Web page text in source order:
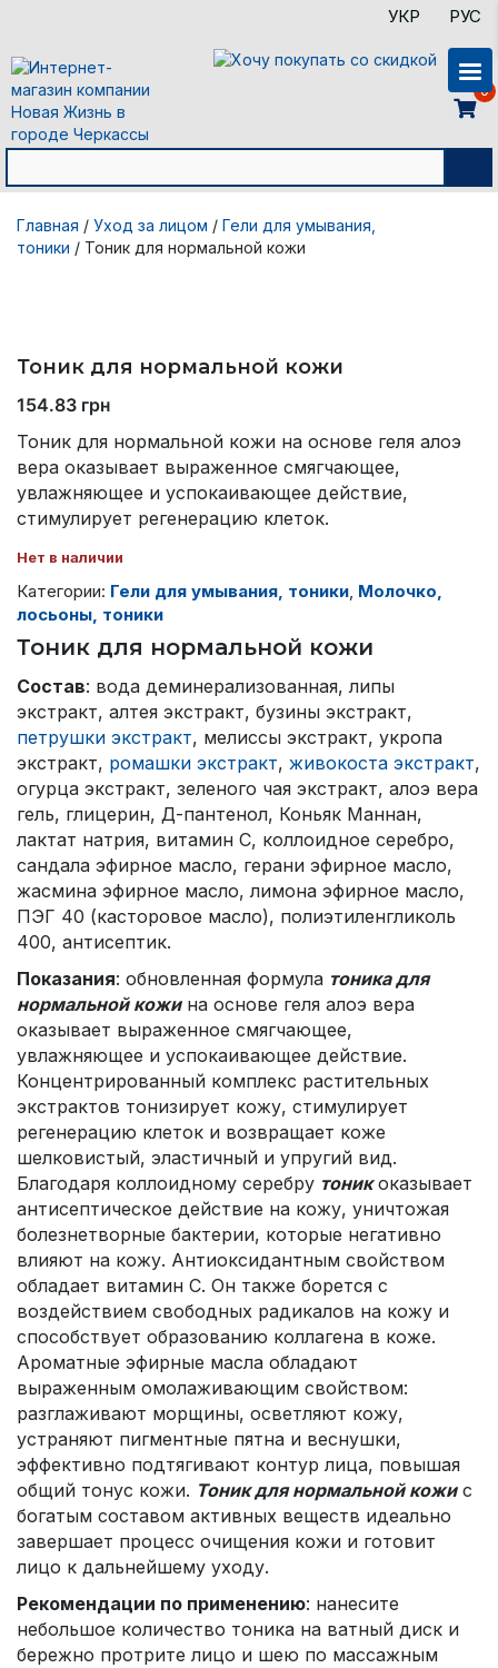
УКР РУС
0
Главная / Уход за лицом / Гели для умывания,
тоники / Тоник для нормальной кожи
Тоник для нормальной кожи
154.83 грн
Тоник для нормальной кожи на основе геля алоэ
вера оказывает выраженное смягчающее,
увлажняющее и успокаивающее действие,
стимулирует регенерацию клеток.
Нет в наличии
Категории: Гели для умывания, тоники, Молочко,
лосьоны, тоники
Тоник для нормальной кожи
Состав: вода деминерализованная, липы
экстракт, алтея экстракт, бузины экстракт,
петрушки экстракт, мелиссы экстракт, укропа
экстракт, ромашки экстракт, живокоста экстракт,
огурца экстракт, зеленого чая экстракт, алоэ вера
гель, глицерин, Д-пантенол, Коньяк Маннан,
лактат натрия, витамин С, коллоидное серебро,
сандала эфирное масло, герани эфирное масло,
жасмина эфирное масло, лимона эфирное масло,
ПЭГ 40 (касторовое масло), полиэтиленгликоль
400, антисептик.
Показания: обновленная формула тоника для
нормальной кожина основе геля алоэ вера
оказывает выраженное смягчающее,
увлажняющее и успокаивающее действие.
Концентрированный комплекс растительных
экстрактов тонизирует кожу, стимулирует
регенерацию клеток и возвращает коже
шелковистый, эластичный и упругий вид.
Благодаря коллоидному серебру тоникоказывает
антисептическое действие на кожу, уничтожая
болезнетворные бактерии, которые негативно
влияют на кожу. Антиоксидантным свойством
обладает витамин С. Он также борется с
воздействием свободных радикалов на кожу и
способствует образованию коллагена в коже.
Ароматные эфирные масла обладают
выраженным омолаживающим свойством:
разглаживают морщины, осветляют кожу,
устраняют пигментные пятна и веснушки,
эффективно подтягивают контур лица, повышая
общий тонус кожи. Тоник для нормальной кожис
богатым составом активных веществ идеально
завершает процесс очищения кожи и готовит
лицо к дальнейшему уходу.
Рекомендации по применению: нанесите
небольшое количество тоника на ватный диск и
бережно протрите лицо и шею по массажным